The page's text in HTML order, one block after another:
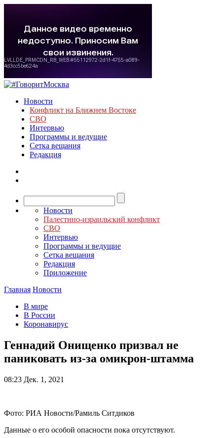
Новости
Конфликт на Ближнем Востоке
СВО
Интервью
Программы и ведущие
Сетка вещания
Редакция
Новости
Палестино-израильский конфликт
СВО
Интервью
Программы и ведущие
Сетка вещания
Редакция
Приложение
Главная Новости
В мире
В России
Коронавирус
Геннадий Онищенко призвал не
паниковать из-за омикрон-штамма
08:23 Дек. 1, 2021
Фото: РИА Новости/Рамиль Ситдиков
Данные о его особой опасности пока отсутствуют.